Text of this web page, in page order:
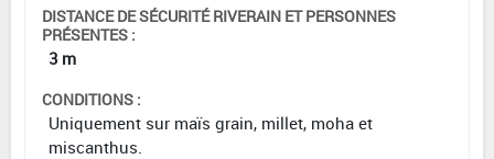
DISTANCE DE SÉCURITÉ RIVERAIN ET PERSONNES
PRÉSENTES :
3 m
CONDITIONS :
Uniquement sur maïs grain, millet, moha et
miscanthus.